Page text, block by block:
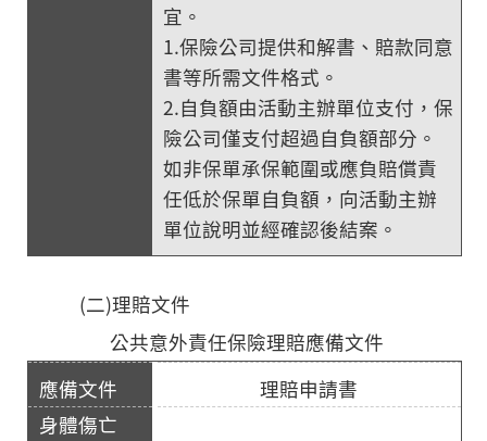
宜。
1.保險公司提供和解書、賠款同意
書等所需文件格式。
2.自負額由活動主辦單位支付，保
險公司僅支付超過自負額部分。
如非保單承保範圍或應負賠償責
任低於保單自負額，向活動主辦
單位說明並經確認後結案。
(二)理賠文件
公共意外責任保險理賠應備文件
理賠申請書